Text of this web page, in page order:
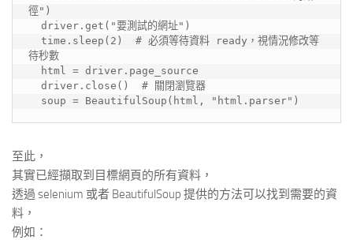
徑")
driver.get("要測試的網址")
time.sleep(2)  # 必須等待資料 ready，視情況修改等
待秒數
html = driver.page_source
driver.close()  # 關閉瀏覽器
soup = BeautifulSoup(html, "html.parser")
至此，
其實已經擷取到目標網頁的所有資料，
透過 selenium 或者 BeautifulSoup 提供的方法可以找到需要的資
料，
例如：